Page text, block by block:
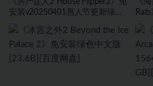
《房产达人2 House Flipper2》免
安装v20250401愚人节更新绿色
《
GB][